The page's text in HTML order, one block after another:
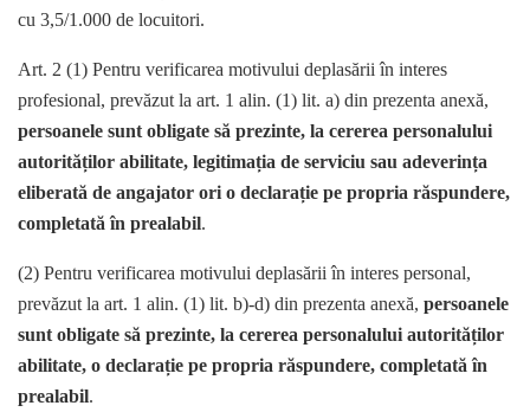
cu 3,5/1.000 de locuitori.
Art. 2 (1) Pentru verificarea motivului deplasării în interes
profesional, prevăzut la art. 1 alin. (1) lit. a) din prezenta anexă,
persoanele sunt obligate să prezinte, la cererea personalului
autorităților abilitate, legitimația de serviciu sau adeverința
eliberată de angajator ori o declarație pe propria răspundere,
completată în prealabil.
(2) Pentru verificarea motivului deplasării în interes personal,
prevăzut la art. 1 alin. (1) lit. b)-d) din prezenta anexă, persoanele
sunt obligate să prezinte, la cererea personalului autorităților
abilitate, o declarație pe propria răspundere, completată în
prealabil.